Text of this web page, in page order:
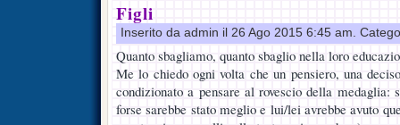
Figli
Inserito da admin il 26 Ago 2015 6:45 am.
Quanto sbagliamo, quanto sbaglio nella loro
Me lo chiedo ogni volta che un pensiero, una
condizionato a pensare al rovescio della medaglia:
forse sarebbe stato meglio e lui/lei avrebbe avuto